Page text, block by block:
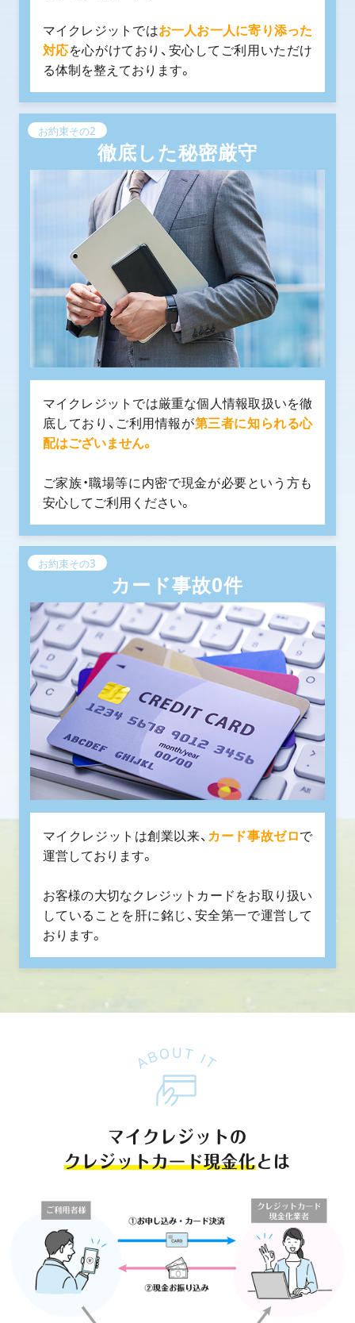
マイクレジットではお一人お一人に寄り添った
対応を心がけており、安心してご利用いただけ
る体制を整えております。
お約束その2
徹底した秘密厳守
マイクレジットでは厳重な個人情報取扱いを徹
底しており、ご利用情報が第三者に知られる心
配はございません。
ご家族・職場等に内密で現金が必要という方も
安心してご利用ください。
お約束その3
カード事故0件
マイクレジットは創業以来、 カード事故ゼロで
運営しております。
お客様の大切なクレジットカードをお取り扱い
していることを肝に銘じ、安全第一で運営して
おります。
マイクレジットの
クレジットカード現金化とは